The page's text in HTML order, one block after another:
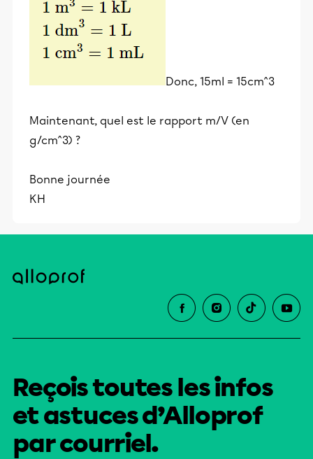
Donc, 15ml = 15cm^3
Maintenant, quel est le rapport m/V (en
g/cm^3) ?
Bonne journée
KH
Reçois toutes les infos
et astuces d’Alloprof
par courriel.